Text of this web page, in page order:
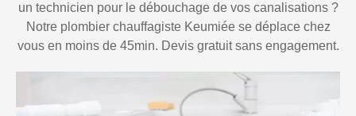
un technicien pour le débouchage de vos canalisations ?
Notre plombier chauffagiste Keumiée se déplace chez
vous en moins de 45min. Devis gratuit sans engagement.